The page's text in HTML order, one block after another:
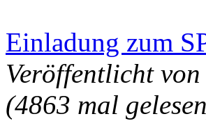
Einladung zum
Veröffentlicht von
(4863 mal